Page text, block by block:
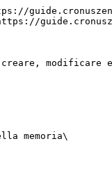
modificare e
memoria\